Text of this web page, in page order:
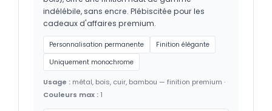
indélébile, sans encre. Plébiscitée pour les
cadeaux d'affaires premium.
Personnalisation permanente
Finition élégante
Uniquement monochrome
Usage : métal, bois, cuir, bambou — finition premium ·
Couleurs max : 1